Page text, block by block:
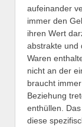
aufeinander
immer den
ihren Wert
abstrakte und
Waren
nicht an der
braucht
Beziehung
enthüllen.
diese